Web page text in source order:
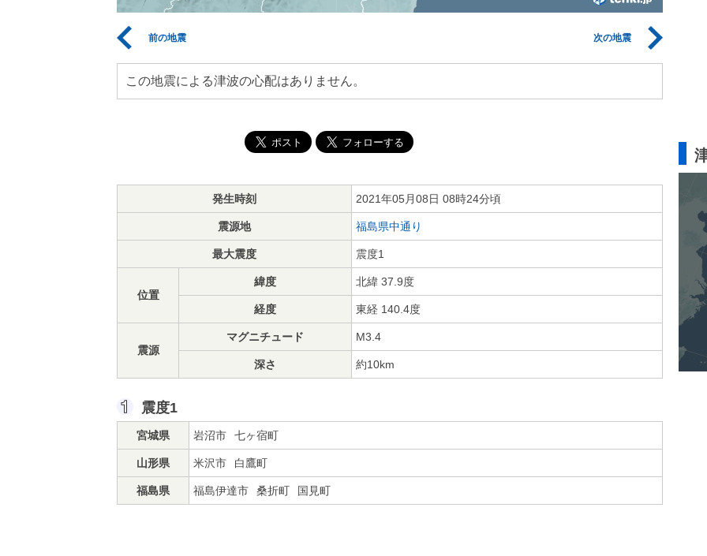
前の地震 次の地震
この地震による津波の心配はありません。
発生時刻 2021年05月08日 08時24分頃
震源地 福島県中通り
最大震度 震度1
位置
緯度 北緯 37.9度
経度 東経 140.4度
震源
マグニチュード M3.4
深さ 約10km
震度1
宮城県 岩沼市 七ヶ宿町
山形県 米沢市 白鷹町
福島県 福島伊達市 桑折町 国見町